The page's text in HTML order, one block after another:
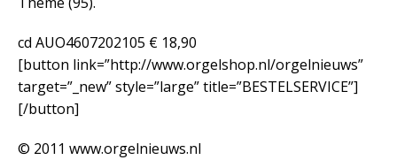
cd AUO4607202105 € 18,90
[button link=”http://www.orgelshop.nl/orgelnieuws”
target=”_new” style=”large” title=”BESTELSERVICE”]
[/button]
© 2011 www.orgelnieuws.nl